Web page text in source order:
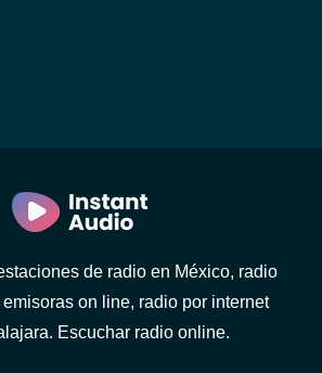
de radio en México, radio
on line, radio por internet
Escuchar radio online.